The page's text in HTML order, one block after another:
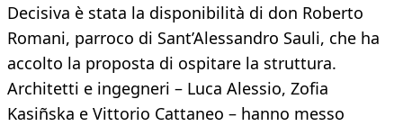
Decisiva è stata la disponibilità di don Roberto
Romani, parroco di Sant’Alessandro Sauli, che ha
accolto la proposta di ospitare la struttura.
Architetti e ingegneri – Luca Alessio, Zofia
Kasiñska e Vittorio Cattaneo – hanno messo